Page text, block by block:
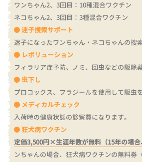
ワンちゃん2、3回目：10種混合ワクチン
ネコちゃん2、3回目：3種混合ワクチン
迷子捜索サポート
迷子になったワンちゃん・ネコちゃんの捜
レボリューション
フィラリア症予防、ノミ、回虫などの駆除
虫下し
プロコックス、フラジールを使用して駆虫
メディカルチェック
入荷時の健康状態の診察費になります。
狂犬病ワクチン
定価3,500円×生涯年数が無料（15年の場合
ンちゃんの場合、狂犬病ワクチンの無料券